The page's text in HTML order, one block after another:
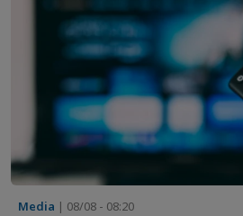
Media | 08/08 - 08:20